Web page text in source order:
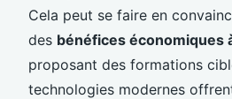
Cela peut se faire en
des bénéfices économiques
proposant des formations
technologies modernes